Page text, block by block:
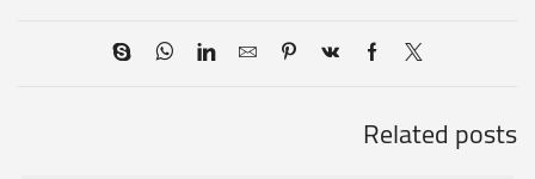
Related posts